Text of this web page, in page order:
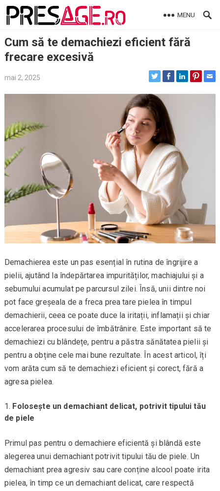
Skip
MENU
Cum să te demachiezi eficient fără
frecare excesivă
mai 2, 2025
Demachierea este un pas esențial în rutina de îngrijire a
pielii, ajutând la îndepărtarea impurităților, machiajului și a
sebumului acumulat pe parcursul zilei. Însă, unii dintre noi
pot face greșeala de a freca prea tare pielea în timpul
demachierii, ceea ce poate duce la iritații, inflamații și chiar
accelerarea procesului de îmbătrânire. Este important să te
demachiezi cu blândețe, pentru a păstra sănătatea pielii și
pentru a obține cele mai bune rezultate. În acest articol, îți
vom arăta cum să te demachiezi eficient și corect, fără a
agresa pielea.
Folosește un demachiant delicat, potrivit tipului tău
de piele
Primul pas pentru o demachiere eficientă și blândă este
alegerea unui demachiant potrivit tipului tău de piele. Un
demachiant prea agresiv sau care conține alcool poate irita
pielea, în timp ce un demachiant delicat, care respectă